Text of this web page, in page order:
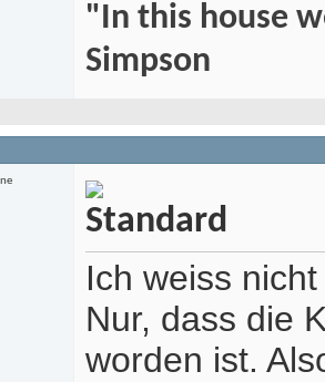
"In this house
Simpson
Ich weiss
Nur, dass die
worden ist.